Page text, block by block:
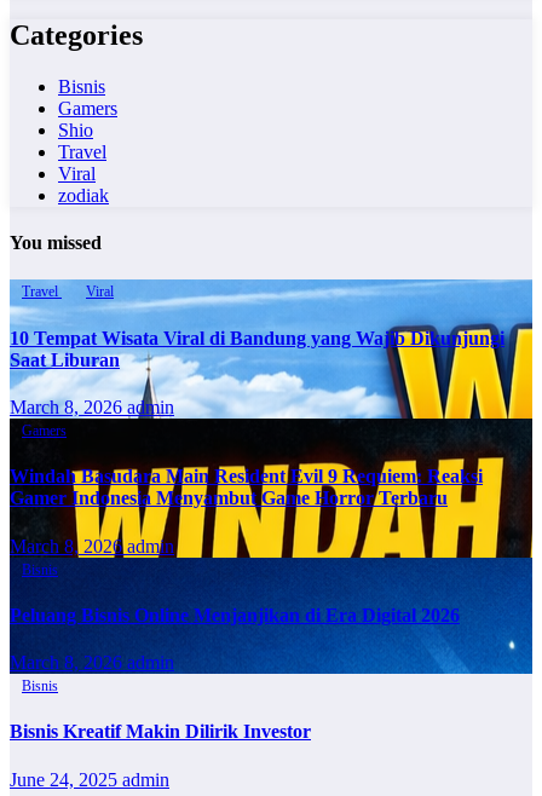
Categories
Bisnis
Gamers
Shio
Travel
Viral
zodiak
You missed
Travel Viral
10 Tempat Wisata Viral di Bandung yang Wajib Dikunjungi
Saat Liburan
March 8, 2026 admin
Gamers
Windah Basudara Main Resident Evil 9 Requiem: Reaksi
Gamer Indonesia Menyambut Game Horror Terbaru
March 8, 2026admin
Bisnis
Peluang Bisnis Online Menjanjikan di Era Digital 2026
March 8, 2026 admin
Bisnis
Bisnis Kreatif Makin Dilirik Investor
June 24, 2025 admin